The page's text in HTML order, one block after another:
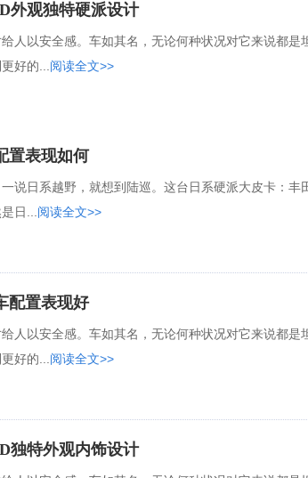
外观独特硬派设计
人以安全感。车如其名，无论何种状况对它来说都是
好的... 阅读全文>>
置表现如何
说日系越野，就想到陆巡。这台日系硬派大皮卡：丰
日... 阅读全文>>
配置表现好
人以安全感。车如其名，无论何种状况对它来说都是
好的... 阅读全文>>
独特外观内饰设计